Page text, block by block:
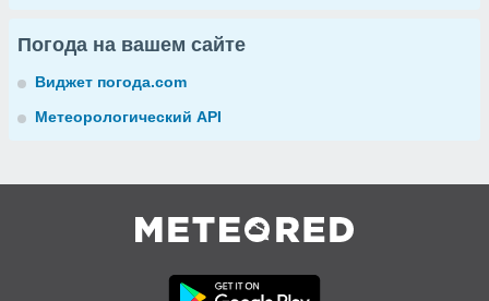
Погода на вашем сайте
Виджет погода.com
Метеорологический API